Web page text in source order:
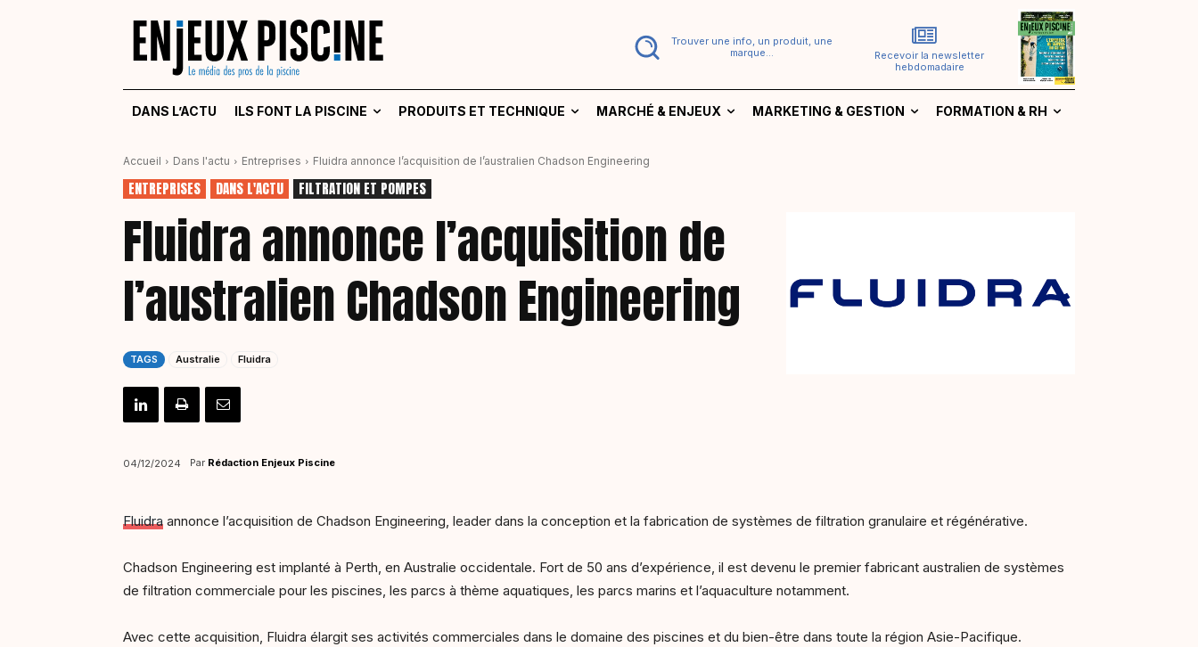
Trouver une info, un produit, une
marque...
Recevoir la newsletter
hebdomadaire
DANS L’ACTU ILS FONT LA PISCINE PRODUITS ET TECHNIQUE MARCHÉ & ENJEUX MARKETING & GESTION FORMATION & RH
Accueil Dans l'actu Entreprises Fluidra annonce l’acquisition de l’australien Chadson Engineering
ENTREPRISES DANS L'ACTU FILTRATION ET POMPES
Fluidra annonce l’acquisition de
l’australien Chadson Engineering
TAGS Australie Fluidra
04/12/2024 Par Rédaction Enjeux Piscine
Fluidra annonce l’acquisition de Chadson Engineering, leader dans la conception et la fabrication de systèmes de filtration granulaire et régénérative.
Chadson Engineering est implanté à Perth, en Australie occidentale. Fort de 50 ans d’expérience, il est devenu le premier fabricant australien de systèmes
de filtration commerciale pour les piscines, les parcs à thème aquatiques, les parcs marins et l’aquaculture notamment.
Avec cette acquisition, Fluidra élargit ses activités commerciales dans le domaine des piscines et du bien-être dans toute la région Asie-Pacifique.